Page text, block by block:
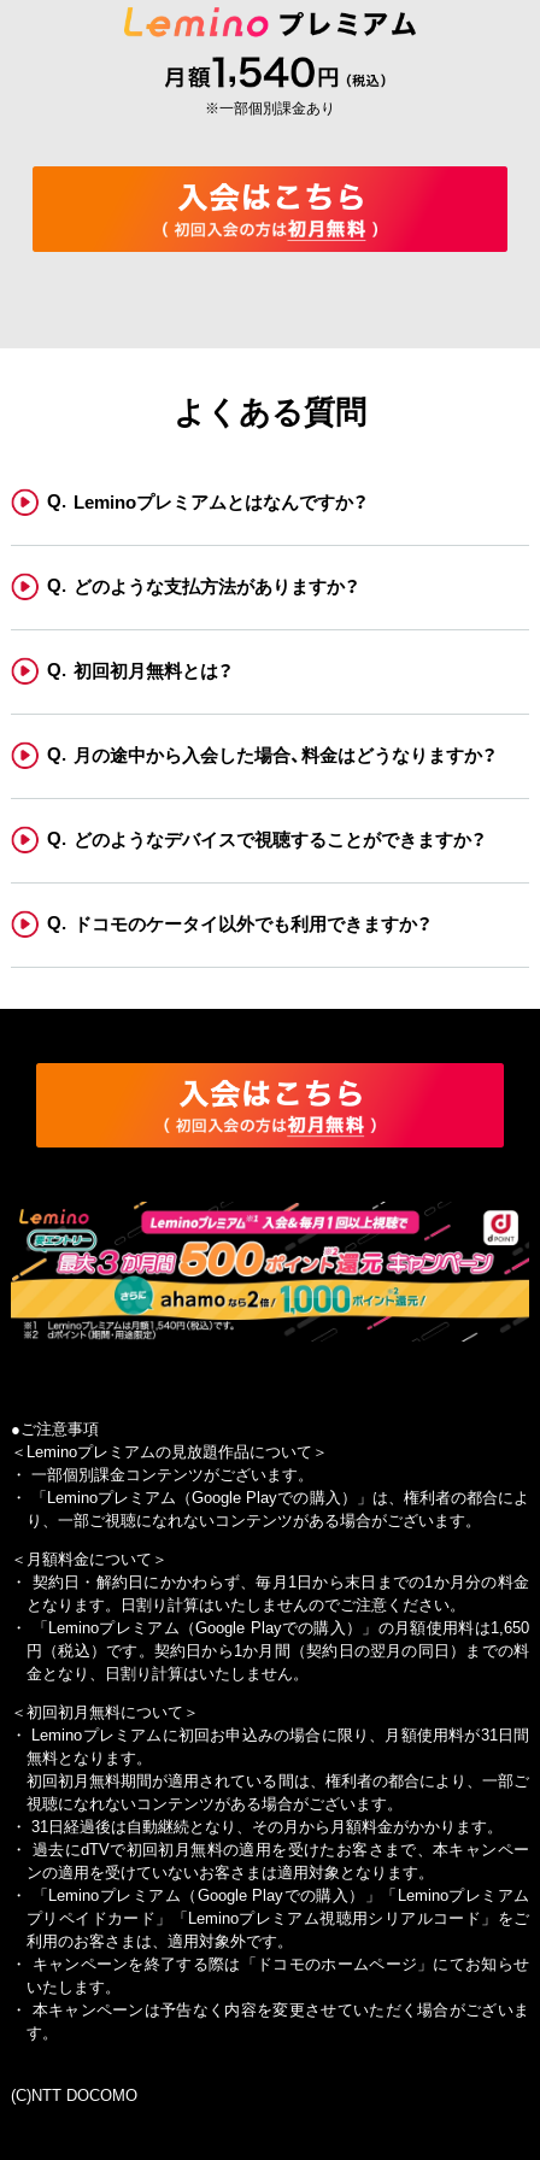
※一部個別課金あり
よくある質問
Leminoプレミアムとはなんですか？
どのような支払方法がありますか？
初回初月無料とは？
月の途中から入会した場合、料金はどうなりますか？
どのようなデバイスで視聴することができますか？
ドコモのケータイ以外でも利用できますか？
●ご注意事項
＜Leminoプレミアムの見放題作品について＞
・ 一部個別課金コンテンツがございます。
・
「Leminoプレミアム（Google Playでの購入）」 は、権利者の都合によ
り、一部ご視聴になれないコンテンツがある場合がございます。
＜月額料金について＞
・ 契約日・解約日にかかわらず、毎月1日から末日までの1か月分の料金
となります。日割り計算はいたしませんのでご注意ください。
・
「Leminoプレミアム（Google Playでの購入）」 の月額使用料は1,650
円（税込）です。契約日から1か月間（契約日の翌月の同日）までの料
金となり、日割り計算はいたしません。
＜初回初月無料について＞
・ Leminoプレミアムに初回お申込みの場合に限り、月額使用料が31日間
無料となります。
初回初月無料期間が適用されている間は、権利者の都合により、一部ご
視聴になれないコンテンツがある場合がございます。
・ 31日経過後は自動継続となり、その月から月額料金がかかります。
・ 過去にdTVで初回初月無料の適用を受けたお客さまで、本キャンペー
ンの適用を受けていないお客さまは適用対象となります。
・
「Leminoプレミアム（Google Playでの購入）」
「Leminoプレミアム
プリペイドカード」「Leminoプレミアム視聴用シリアルコード」をご
利用のお客さまは、適用対象外です。
・ キャンペーンを終了する際は「ドコモのホームページ」にてお知らせ
いたします。
・ 本キャンペーンは予告なく内容を変更させていただく場合がございま
す。
(C)NTT DOCOMO